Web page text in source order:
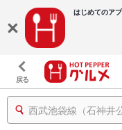
はじめてのア
戻る